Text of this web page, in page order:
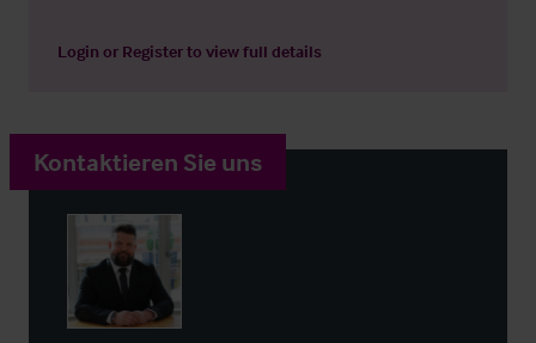
Login or Registerto view full details
Kontaktieren Sie uns